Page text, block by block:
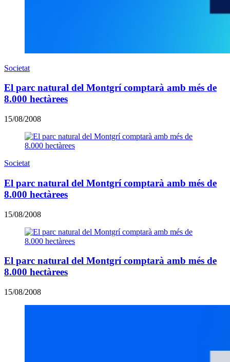
Societat
El parc natural del Montgrí comptarà amb més de
8.000 hectàrees
15/08/2008
Societat
El parc natural del Montgrí comptarà amb més de
8.000 hectàrees
15/08/2008
El parc natural del Montgrí comptarà amb més de
8.000 hectàrees
15/08/2008